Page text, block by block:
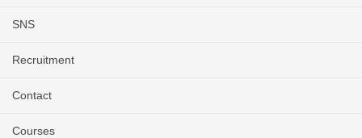
SNS
Recruitment
Contact
Courses